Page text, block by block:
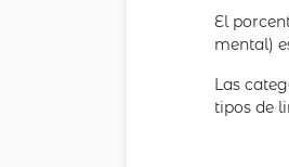
El
mental)
Las
tipos de